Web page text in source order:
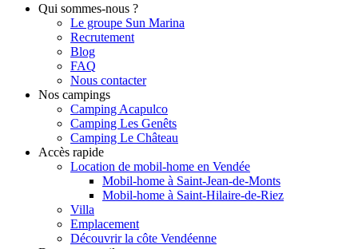
Qui sommes-nous ?
Le groupe Sun Marina
Recrutement
Blog
FAQ
Nous contacter
Nos campings
Camping Acapulco
Camping Les Genêts
Camping Le Château
Accès rapide
Location de mobil-home en Vendée
Mobil-home à Saint-Jean-de-Monts
Mobil-home à Saint-Hilaire-de-Riez
Villa
Emplacement
Découvrir la côte Vendéenne